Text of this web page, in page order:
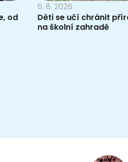
od
6. 8. 2026
Děti se učí chránit
na školní zahradě